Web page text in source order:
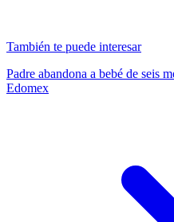
También te puede interesar
Padre abandona a bebé de seis
Edomex